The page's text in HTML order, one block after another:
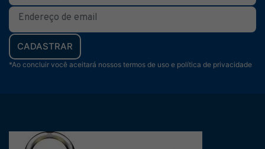
CADASTRAR
*Ao concluir você aceitará nossos termos de uso e política de privacidade